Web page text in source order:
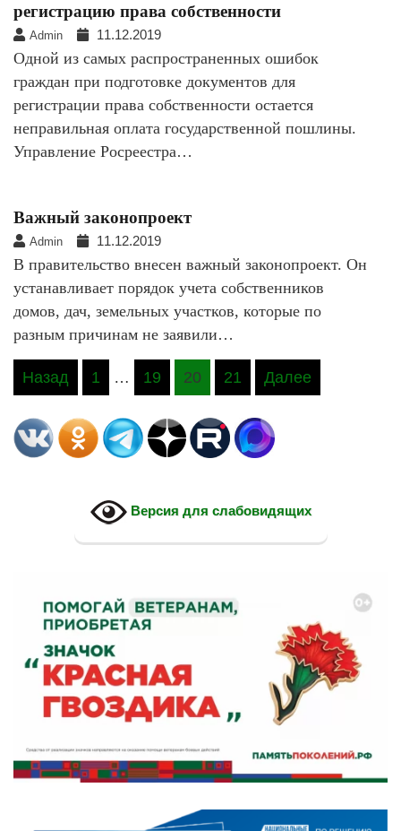
регистрацию права собственности
Admin 11.12.2019
Одной из самых распространенных ошибок
граждан при подготовке документов для
регистрации права собственности остается
неправильная оплата государственной пошлины.
Управление Росреестра…
Важный законопроект
Admin 11.12.2019
В правительство внесен важный законопроект. Он
устанавливает порядок учета собственников
домов, дач, земельных участков, которые по
разным причинам не заявили…
Навигация
по
записям
Назад 1 … 19 20 21 Далее
Версия для слабовидящих